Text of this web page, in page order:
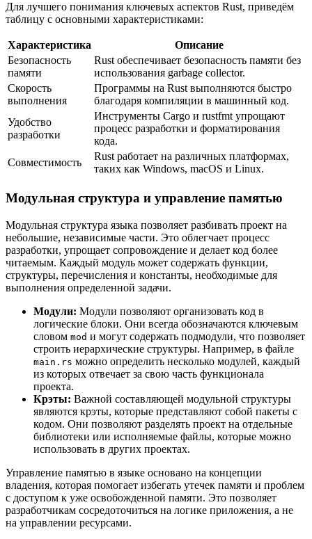
Для лучшего понимания ключевых аспектов Rust, приведём
таблицу с основными характеристиками:
Характеристика
Описание
Безопасность
памяти
Rust обеспечивает безопасность памяти без
использования garbage collector.
Скорость
выполнения
Программы на Rust выполняются быстро
благодаря компиляции в машинный код.
Удобство
разработки
Инструменты Cargo и rustfmt упрощают
процесс разработки и форматирования
кода.
Совместимость
Rust работает на различных платформах,
таких как Windows, macOS и Linux.
Модульная структура и управление памятью
Модульная структура языка позволяет разбивать проект на
небольшие, независимые части. Это облегчает процесс
разработки, упрощает сопровождение и делает код более
читаемым. Каждый модуль может содержать функции,
структуры, перечисления и константы, необходимые для
выполнения определенной задачи.
Модули: Модули позволяют организовать код в
логические блоки. Они всегда обозначаются ключевым
словом mod и могут содержать подмодули, что позволяет
строить иерархические структуры. Например, в файле
main.rs можно определить несколько модулей, каждый
из которых отвечает за свою часть функционала
проекта.
Крэты: Важной составляющей модульной структуры
являются крэты, которые представляют собой пакеты с
кодом. Они позволяют разделять проект на отдельные
библиотеки или исполняемые файлы, которые можно
использовать в других проектах.
Управление памятью в языке основано на концепции
владения, которая помогает избегать утечек памяти и проблем
с доступом к уже освобожденной памяти. Это позволяет
разработчикам сосредоточиться на логике приложения, а не
на управлении ресурсами.